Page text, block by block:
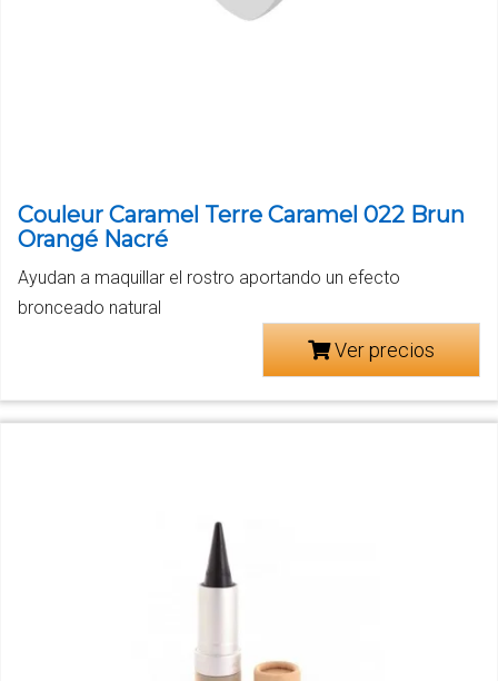
Couleur Caramel Terre Caramel 022 Brun
Orangé Nacré
Ayudan a maquillar el rostro aportando un efecto
bronceado natural
Ver precios